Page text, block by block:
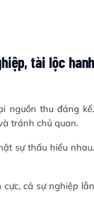
tài lộc hanh
nguồn thu đáng kể.
tránh chủ quan.
sự thấu hiểu nhau.
cả sự nghiệp lẫn